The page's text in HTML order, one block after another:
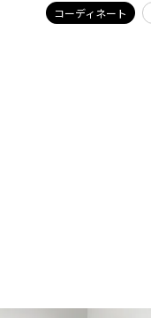
コーディネート